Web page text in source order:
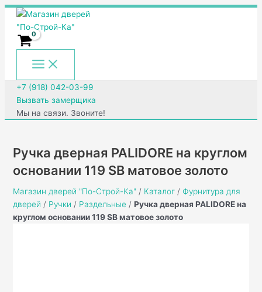
Перейти
содержимому
Main
Menu
+7 (918) 042-03-99
Вызвать замерщика
Мы на связи. Звоните!
Ручка дверная PALIDORE на круглом
основании 119 SB матовое золото
Магазин дверей "По-Строй-Ка"/ Каталог/ Фурнитура для
дверей / Ручки / Раздельные / Ручка дверная PALIDORE на
круглом основании 119 SB матовое золото
Количество
товара
Ручка
дверная
круглом
основании
119
SB
золото